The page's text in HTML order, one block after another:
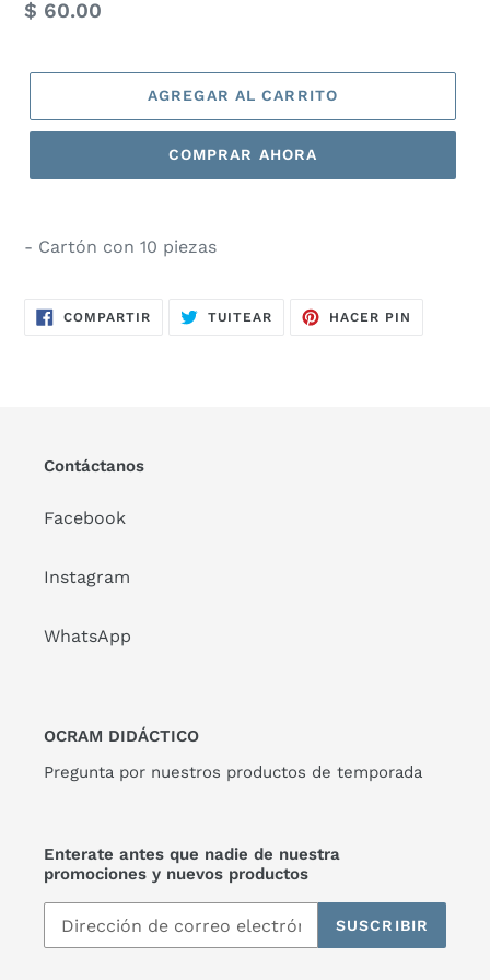
Precio
$ 60.00
AGREGAR AL CARRITO
COMPRAR AHORA
- Cartón con 10 piezas
COMPARTIRCOMPARTIR
EN
TUITEAR TUITEARHACER PIN
Contáctanos
Facebook
Instagram
WhatsApp
OCRAM DIDÁCTICO
Pregunta por nuestros productos de temporada
Enterate antes que nadie de nuestra
promociones y nuevos productos
SUSCRIBIR